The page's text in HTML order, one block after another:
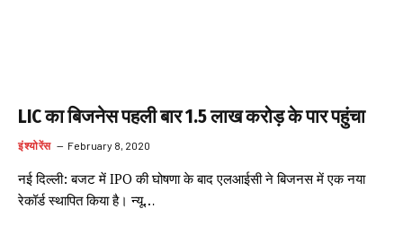
LIC का बिजनेस पहली बार 1.5 लाख करोड़ के पार पहुंचा
इंश्योरेंस February 8, 2020
नई दिल्ली: बजट में IPO की घोषणा के बाद एलआईसी ने बिजनस में एक नया
रेकॉर्ड स्थापित किया है। न्यू…